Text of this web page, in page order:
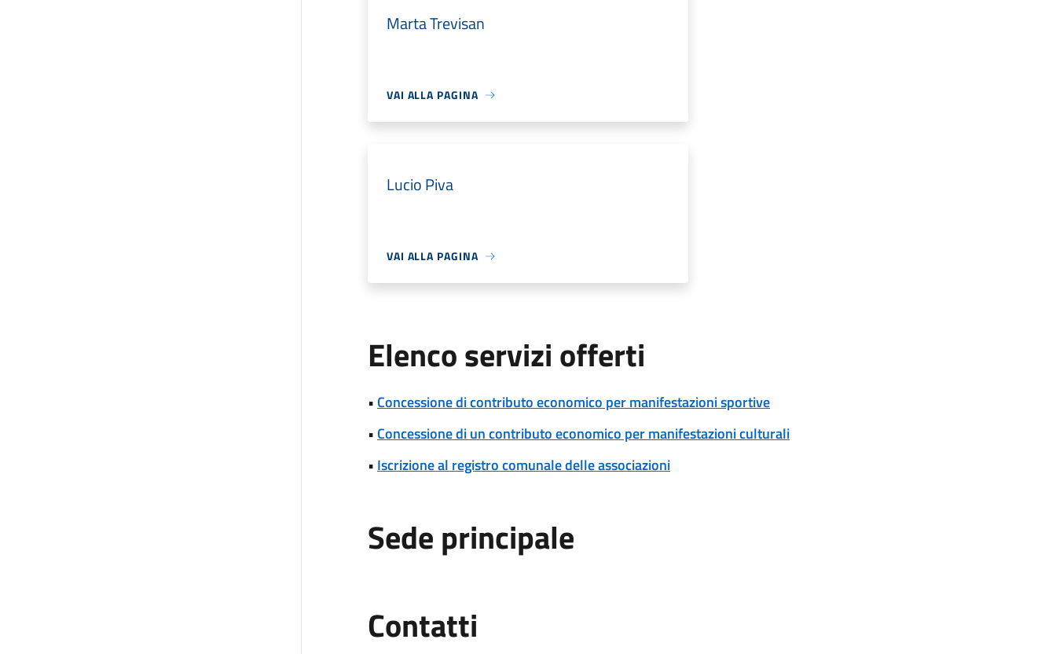
Marta Trevisan
VAI ALLA PAGINA
Lucio Piva
VAI ALLA PAGINA
Elenco servizi offerti
• Concessione di contributo economico per manifestazioni sportive
• Concessione di un contributo economico per manifestazioni culturali
• Iscrizione al registro comunale delle associazioni
Sede principale
Contatti